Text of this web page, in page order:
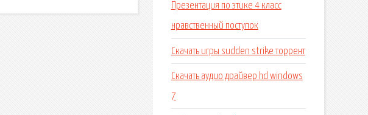
Презентация по этике 4 класс
нравственный поступок
Скачать игры sudden strike торрент
Скачать аудио драйвер hd windows
7